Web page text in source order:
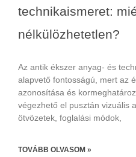
technikaismeret:
nélkülözhetetlen?
Az antik ékszer anyag- és
alapvető fontosságú, mert az
azonosítása és
végezhető el pusztán vizuális
ötvözetek, foglalási módok,
TOVÁBB OLVASOM »